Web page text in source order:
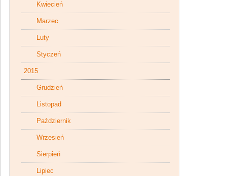
Kwiecień
Marzec
Luty
Styczeń
2015
Grudzień
Listopad
Październik
Wrzesień
Sierpień
Lipiec